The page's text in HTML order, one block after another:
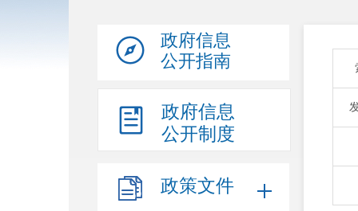
政府信息
公开指南
政府信息
公开制度
政策文件